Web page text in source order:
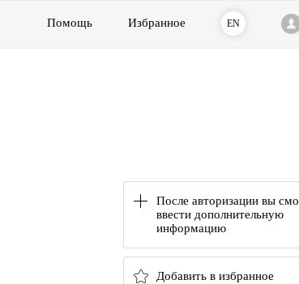
Помощь Избранное EN
После авторизации вы
ввести дополнительную
информацию
Добавить в избранное